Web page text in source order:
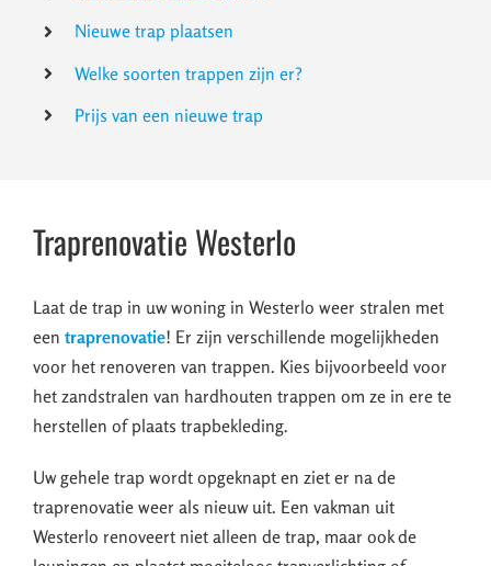
Nieuwe trap plaatsen
Welke soorten trappen zijn er?
Prijs van een nieuwe trap
Traprenovatie Westerlo
Laat de trap in uw woning in Westerlo weer stralen met
een traprenovatie! Er zijn verschillende mogelijkheden
voor het renoveren van trappen. Kies bijvoorbeeld voor
het zandstralen van hardhouten trappen om ze in ere te
herstellen of plaats trapbekleding.
Uw gehele trap wordt opgeknapt en ziet er na de
traprenovatie weer als nieuw uit. Een vakman uit
Westerlo renoveert niet alleen de trap, maar ook de